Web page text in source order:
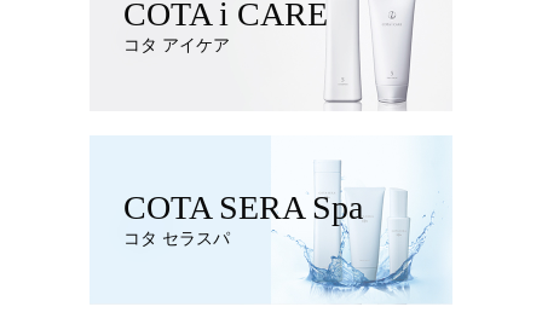
COTA i CARE
コタ アイケア
COTA SERA Spa
コタ セラスパ